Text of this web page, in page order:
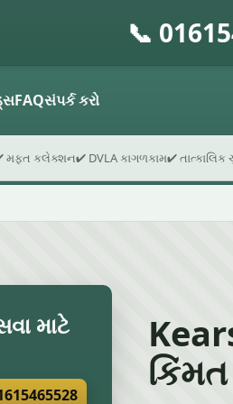
📞
FAQસંપર્ક કરો
મફત કલેક્શન✔ DVLA કાગળકામ✔ તાત્કાલિક
માટે